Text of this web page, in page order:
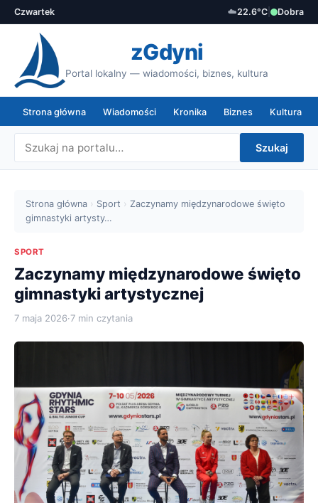
Czwartek ☁️22.6°C Dobra
zGdyni
Portal lokalny — wiadomości, biznes, kultura
Strona główna Wiadomości Kronika Biznes Kultura
Szukaj
Strona główna › Sport › Zaczynamy międzynarodowe święto
gimnastyki artysty…
SPORT
Zaczynamy międzynarodowe święto
gimnastyki artystycznej
7 maja 2026·7 min czytania